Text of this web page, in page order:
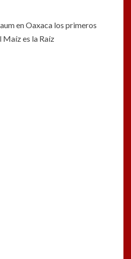
en Oaxaca los primeros
Maíz es la Raíz